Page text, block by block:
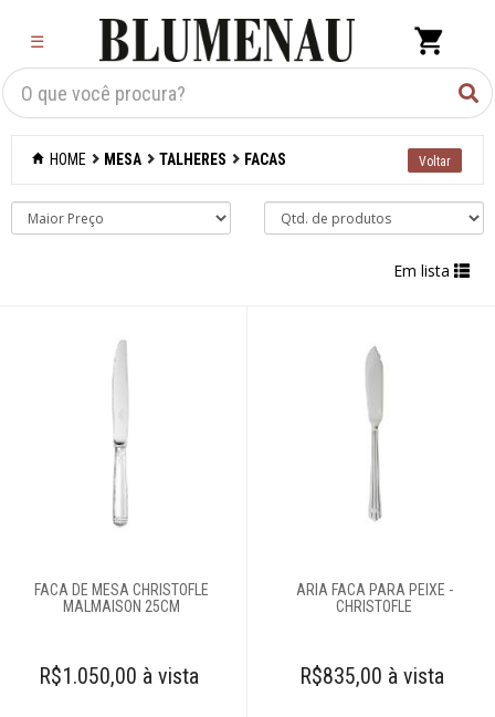
☰
Criar Lista×
Organização
Eletros
Acessórios
Café e chá
Complementos
Copos e taças
Louças
HOME MESA TALHERES FACAS
Em lista
FACA DE MESA CHRISTOFLE
MALMAISON 25CM
R$1.050,00 à vista
ARIA FACA PARA PEIXE -
CHRISTOFLE
R$835,00 à vista